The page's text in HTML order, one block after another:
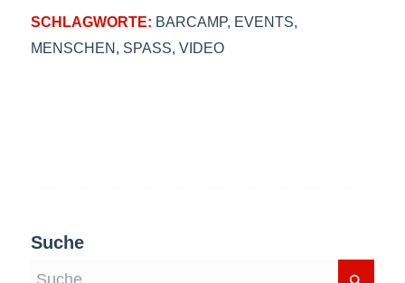
SCHLAGWORTE: BARCAMP, EVENTS,
MENSCHEN, SPASS, VIDEO
Suche